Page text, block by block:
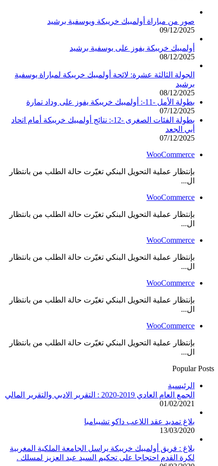
صور من مباراة أولمبيك خريبكة ويوسفية برشيد
09/12/2025
أولمبيك خريبكة يفوز على يوسفية برشيد
08/12/2025
الجولة الثالثة عشرة: لائحة أولمبيك خريبكة لمباراة يوسفية
برشيد
08/12/2025
بطولة الأمل -11-: أولمبيك خريبكة يفوز على وداد تمارة
07/12/2025
بطولة الفئات الصغرى -12-: نتائج أولمبيك خريبكة أمام اتحاد
أبي الجعد
07/12/2025
WooCommerce
بإنتظار عملية التحويل البنكي تغيّرت حالة الطلب من بانتظار
ال...
WooCommerce
بإنتظار عملية التحويل البنكي تغيّرت حالة الطلب من بانتظار
ال...
WooCommerce
بإنتظار عملية التحويل البنكي تغيّرت حالة الطلب من بانتظار
ال...
WooCommerce
بإنتظار عملية التحويل البنكي تغيّرت حالة الطلب من بانتظار
ال...
WooCommerce
بإنتظار عملية التحويل البنكي تغيّرت حالة الطلب من بانتظار
ال...
Popular Posts
الرئيسية
الجمع العام العادي 2019-2020 : التقرير الادبي والتقرير المالي
01/02/2021
بلاغ تمديد عقد اللاعب داكو تشيبامبا
13/03/2020
بلاغ : فريق أولمبيك خريبكة يراسل الجامعة الملكية المغربية
لكرة القدم احتجاجا على تحكيم السيد عبد العزيز لمسلك .